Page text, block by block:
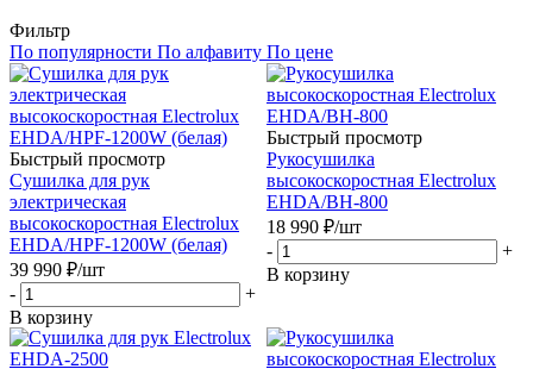
Фильтр
По популярности По алфавиту По цене
Быстрый просмотр
Сушилка для рук
электрическая
высокоскоростная Electrolux
EHDA/HPF-1200W (белая)
39 990 ₽/шт
-
+
В корзину
Быстрый просмотр
Рукосушилка
высокоскоростная Electrolux
EHDA/BH-800
18 990 ₽/шт
-
+
В корзину